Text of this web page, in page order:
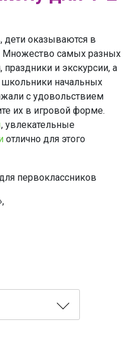
дети оказываются в
Множество самых разных
и экскурсии, а
начальных
с удовольствием
их в игровой форме.
, увлекательные
отлично для этого